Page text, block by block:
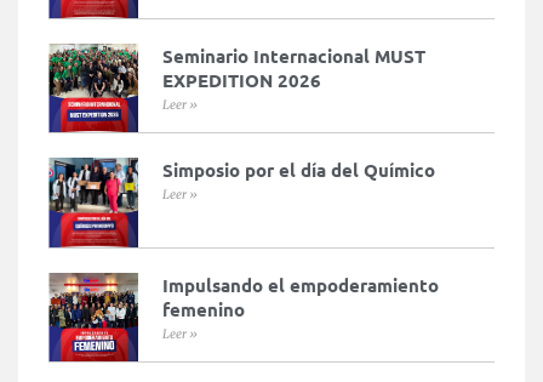
Seminario Internacional MUST
EXPEDITION 2026
Leer »
Simposio por el día del Químico
Leer »
Impulsando el empoderamiento
femenino
Leer »